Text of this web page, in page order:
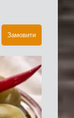
Замовити